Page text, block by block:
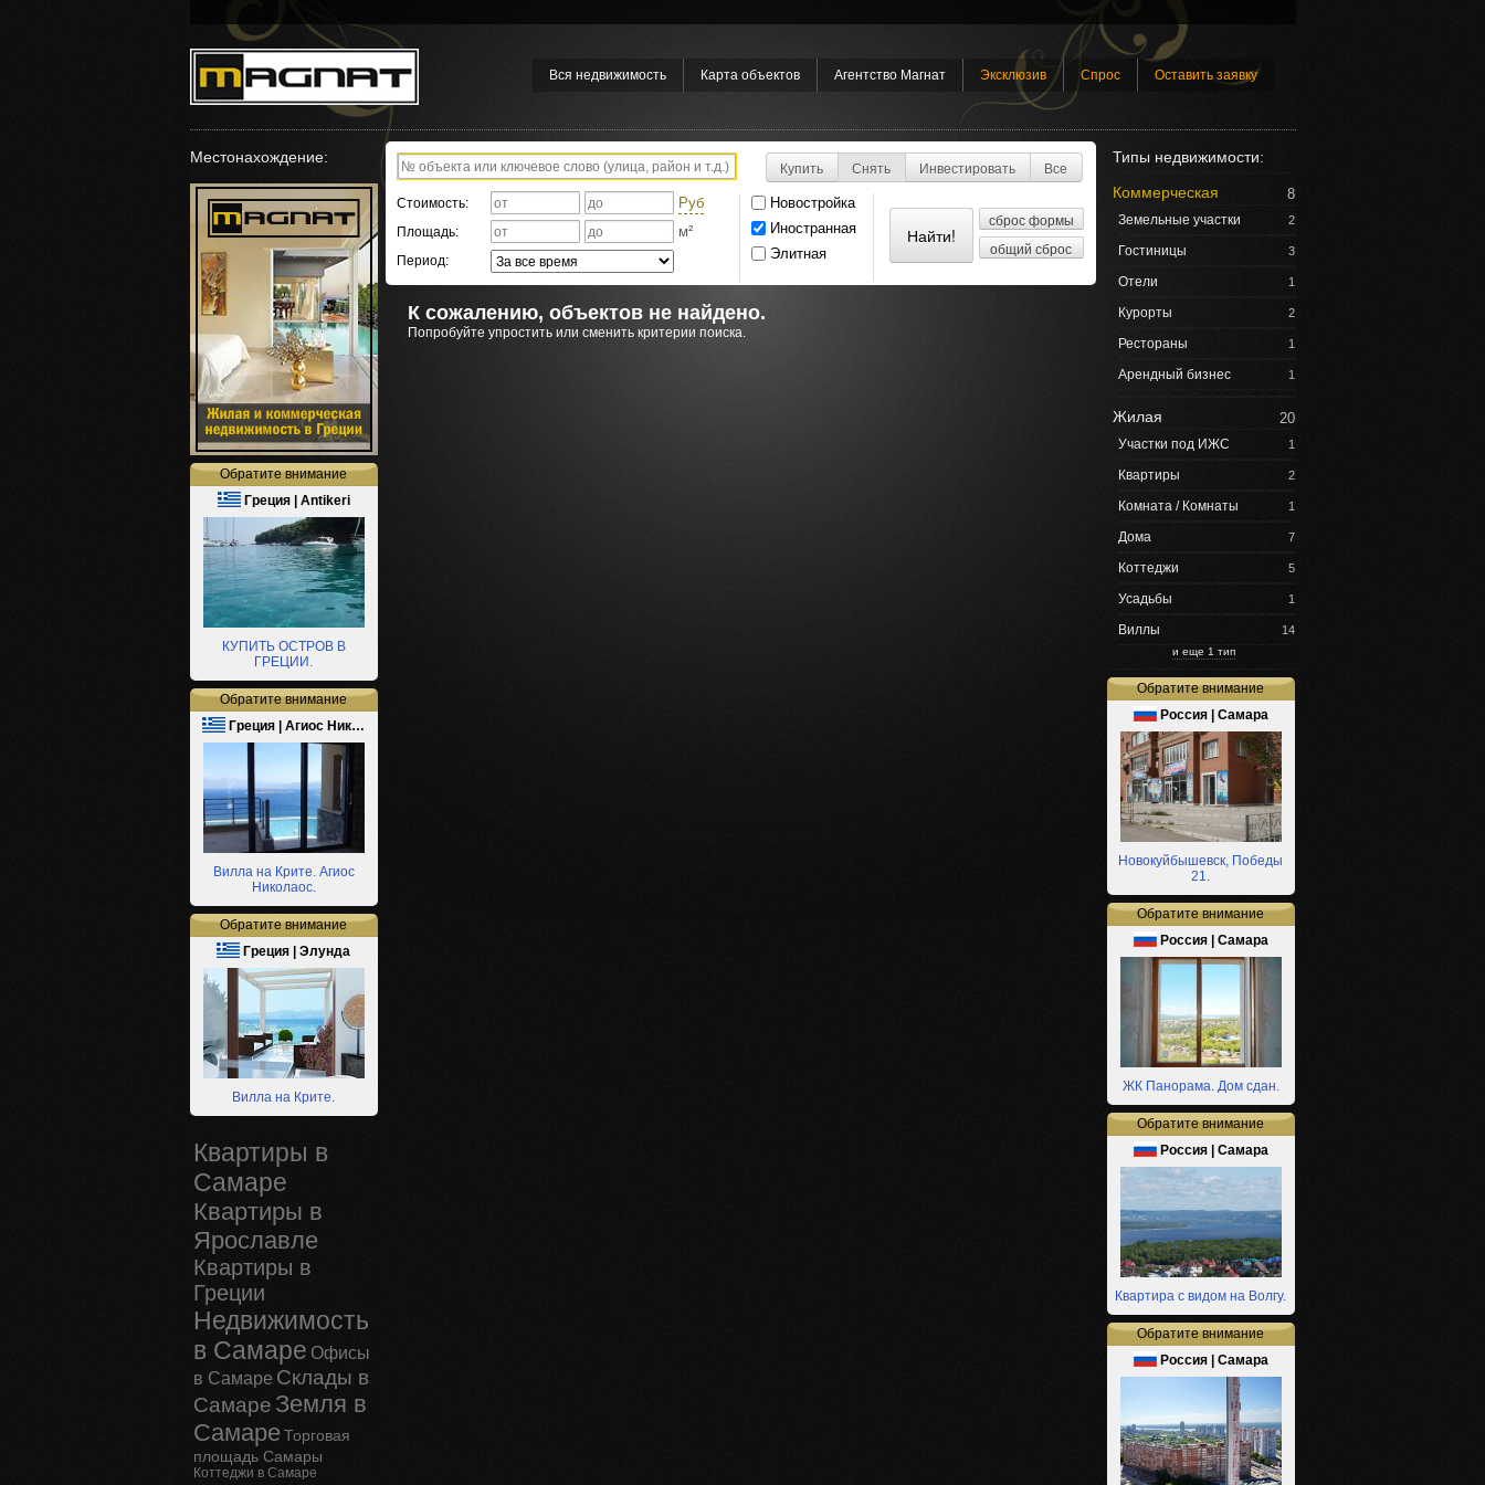
Вся недвижимость Карта объектов Агентство Магнат Эксклюзив Спрос Оставить заявку
Местонахождение:
Обратите внимание
Греция | Antikeri
КУПИТЬ ОСТРОВ В
ГРЕЦИИ.
Обратите внимание
Греция | Агиос Ник…
Вилла на Крите. Агиос
Николаос.
Обратите внимание
Греция | Элунда
Вилла на Крите.
Квартиры в
Самаре
Квартиры в
Ярославле
Квартиры в
Греции
Недвижимость
в Самаре Офисы
в Самаре Склады в
Самаре Земля в
Самаре Торговая
площадь Самары
Коттеджи в Самаре
Купить Снять Инвестировать Все
Стоимость: Руб
Площадь: м²
Период:
Новостройка
Иностранная
Элитная
К сожалению, объектов не найдено.
Попробуйте упростить или сменить критерии поиска.
Типы недвижимости:
8
Коммерческая
2
Земельные участки
3
Гостиницы
1
Отели
2
Курорты
1
Рестораны
1
Арендный бизнес
20
Жилая
1
Участки под ИЖС
2
Квартиры
1
Комната / Комнаты
7
Дома
5
Коттеджи
1
Усадьбы
14
Виллы
и еще 1 тип
Обратите внимание
Россия | Самара
Новокуйбышевск, Победы
21.
Обратите внимание
Россия | Самара
ЖК Панорама. Дом сдан.
Обратите внимание
Россия | Самара
Квартира с видом на Волгу.
Обратите внимание
Россия | Самара